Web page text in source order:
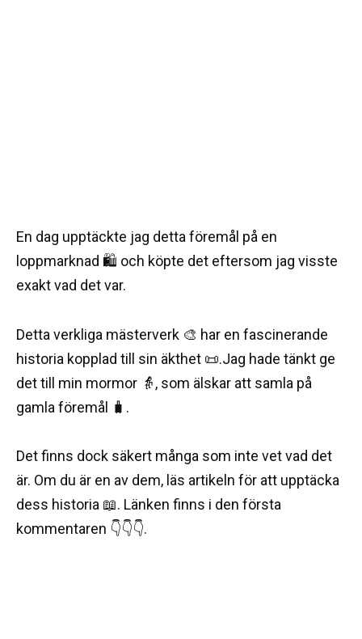
En dag upptäckte jag detta föremål på en
loppmarknad 🛍️ och köpte det eftersom jag visste
exakt vad det var.
Detta verkliga mästerverk 🎨 har en fascinerande
historia kopplad till sin äkthet 📜.Jag hade tänkt ge
det till min mormor 👵, som älskar att samla på
gamla föremål 🧳.
Det finns dock säkert många som inte vet vad det
är. Om du är en av dem, läs artikeln för att upptäcka
dess historia 📖. Länken finns i den första
kommentaren 👇👇👇.